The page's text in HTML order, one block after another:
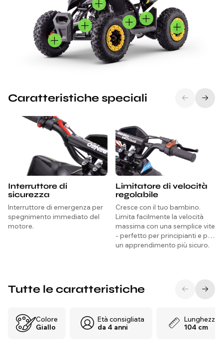
Caratteristiche speciali
Interruttore di
sicurezza
Interruttore di emergenza per
spegnimento immediato del
motore.
Limitatore di velocità
regolabile
Cresce con il tuo bambino.
Limita facilmente la velocità
massima con una semplice vite
- perfetto per principianti e per
un apprendimento più sicuro.
Tutte le caratteristiche
Colore
Giallo
Età consigliata
da 4 anni
Lunghezza
104 cm